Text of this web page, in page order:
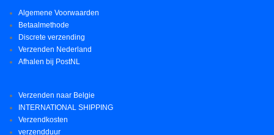
Algemene Voorwaarden
Betaalmethode
Discrete verzending
Verzenden Nederland
Afhalen bij PostNL
Verzenden naar Belgie
INTERNATIONAL SHIPPING
Verzendkosten
verzendduur